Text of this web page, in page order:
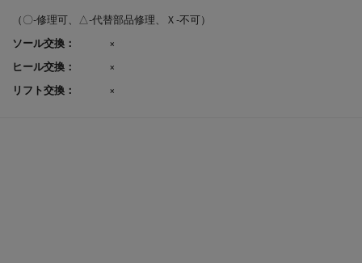
（〇-修理可、△-代替部品修理、Ｘ-不可）
ソール交換：
×
ヒール交換：
×
リフト交換：
×